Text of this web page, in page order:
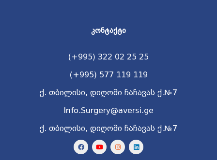
ᲙᲝᲜᲢᲐᲥᲢᲘ
(+995) 322 02 25 25
(+995) 577 119 119
ქ. თბილისი, დიღომი ჩაჩავას ქ.№7
Info.Surgery@aversi.ge
ქ. თბილისი, დიღომი ჩაჩავას ქ.№7